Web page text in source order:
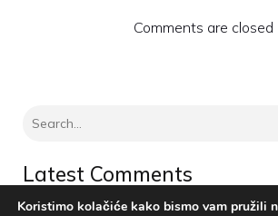
Comments are closed
Latest Comments
Nema komentara za prikaz.
Koristimo kolačiće kako bismo vam pružili